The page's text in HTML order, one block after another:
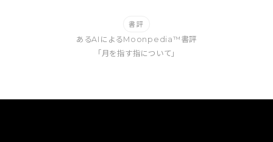
書評
あるAIによるMoonpedia™書評
「月を指す指について」